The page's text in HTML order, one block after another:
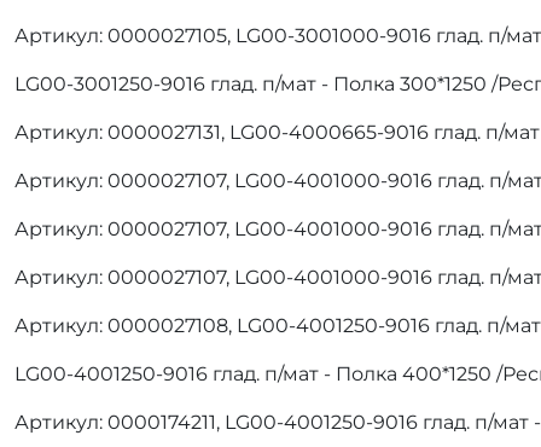
Артикул: 0000027105, LG00-3001000-9016 глад. п/
LG00-3001250-9016 глад. п/мат - Полка 300*1250 /
Артикул: 0000027131, LG00-4000665-9016 глад. п/
Артикул: 0000027107, LG00-4001000-9016 глад. п/
Артикул: 0000027107, LG00-4001000-9016 глад. п/
Артикул: 0000027107, LG00-4001000-9016 глад. п/
Артикул: 0000027108, LG00-4001250-9016 глад. п/
LG00-4001250-9016 глад. п/мат - Полка 400*1250 /
Артикул: 0000174211, LG00-4001250-9016 глад. п/